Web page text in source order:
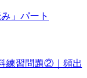
練習問題②｜頻出